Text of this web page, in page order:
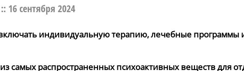
16 сентября 2024
индивидуальную терапию, лечебные программы
самых распространенных психоактивных веществ для